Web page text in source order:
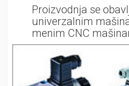
Proizvodnja se
univerzalnim
menim CNC